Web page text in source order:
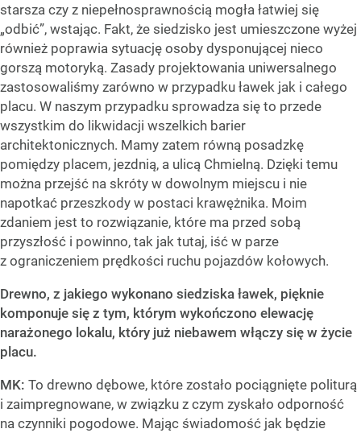
starsza czy z niepełnosprawnością mogła łatwiej się
„odbić”, wstając. Fakt, że siedzisko jest umieszczone wyżej
również poprawia sytuację osoby dysponującej nieco
gorszą motoryką. Zasady projektowania uniwersalnego
zastosowaliśmy zarówno w przypadku ławek jak i całego
placu. W naszym przypadku sprowadza się to przede
wszystkim do likwidacji wszelkich barier
architektonicznych. Mamy zatem równą posadzkę
pomiędzy placem, jezdnią, a ulicą Chmielną. Dzięki temu
można przejść na skróty w dowolnym miejscu i nie
napotkać przeszkody w postaci krawężnika. Moim
zdaniem jest to rozwiązanie, które ma przed sobą
przyszłość i powinno, tak jak tutaj, iść w parze
z ograniczeniem prędkości ruchu pojazdów kołowych.
Drewno, z jakiego wykonano siedziska ławek, pięknie
komponuje się z tym, którym wykończono elewację
narażonego lokalu, który już niebawem włączy się w życie
placu.
MK: To drewno dębowe, które zostało pociągnięte politurą
i zaimpregnowane, w związku z czym zyskało odporność
na czynniki pogodowe. Mając świadomość jak będzie